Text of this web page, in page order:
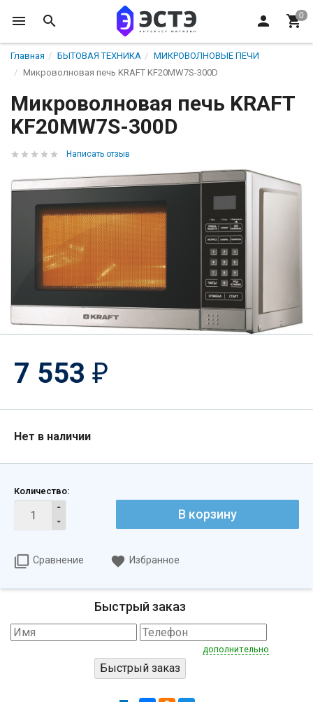
Главная БЫТОВАЯ ТЕХНИКА
МИКРОВОЛНОВЫЕ ПЕЧИ
Микроволновая печь KRAFT KF20MW7S-300D
Микроволновая печь KRAFT
KF20MW7S-300D
Написать отзыв
7 553 ₽
Нет в наличии
Количество:
В корзину
Сравнение Избранное
Быстрый заказ
дополнительно